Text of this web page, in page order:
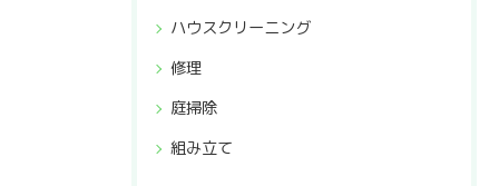
ハウスクリーニング
修理
庭掃除
組み立て